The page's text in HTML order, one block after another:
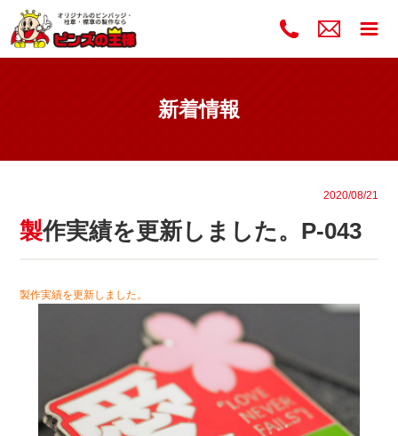
新着情報
2020/08/21
製作実績を更新しました。P-043
製作実績を更新しました。